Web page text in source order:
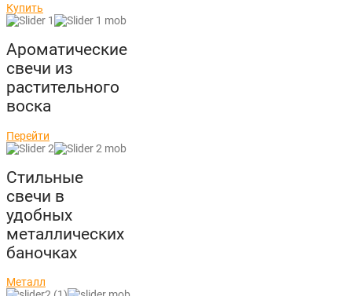
Купить
Ароматические
свечи из
растительного
воска
Перейти
Стильные
свечи в
удобных
металлических
баночках
Металл